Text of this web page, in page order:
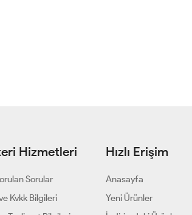
Hizmetleri
Sorular
Kvkk Bilgileri
Hızlı Erişim
Anasayfa
Yeni Ürünler